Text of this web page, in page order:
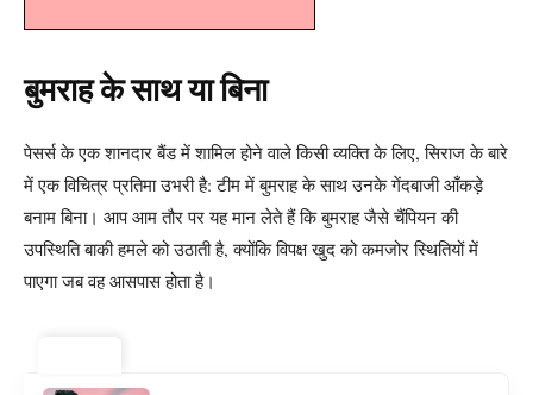
बुमराह के साथ या बिना
पेसर्स के एक शानदार बैंड में शामिल होने वाले किसी व्यक्ति के लिए, सिराज के बारे
में एक विचित्र प्रतिमा उभरी है: टीम में बुमराह के साथ उनके गेंदबाजी आँकड़े
बनाम बिना। आप आम तौर पर यह मान लेते हैं कि बुमराह जैसे चैंपियन की
उपस्थिति बाकी हमले को उठाती है, क्योंकि विपक्ष खुद को कमजोर स्थितियों में
पाएगा जब वह आसपास होता है।